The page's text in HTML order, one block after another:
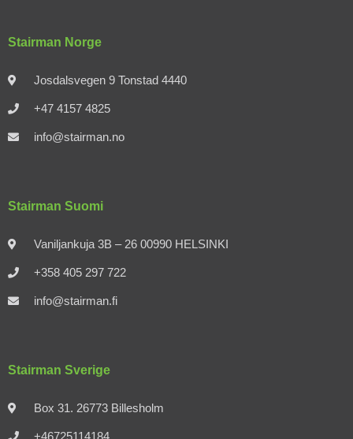
Stairman Norge
Josdalsvegen 9 Tonstad 4440
+47 4157 4825
info@stairman.no
Stairman Suomi
Vaniljankuja 3B – 26 00990 HELSINKI
+358 405 297 722
info@stairman.fi
Stairman Sverige
Box 31. 26773 Billesholm